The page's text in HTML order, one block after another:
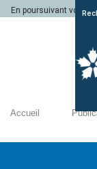
En poursuivant votre
Accueil